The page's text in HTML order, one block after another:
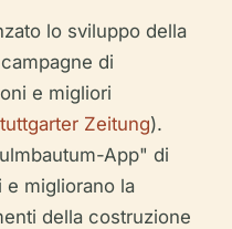
lo sviluppo della
di
e migliori
Zeitung).
App" di
e migliorano la
della costruzione